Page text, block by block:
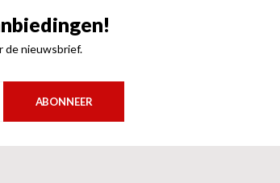
de nieuwsbrief.
ABONNEER